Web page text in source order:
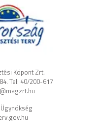
Köpont Zrt.
Tel: 40/200-617